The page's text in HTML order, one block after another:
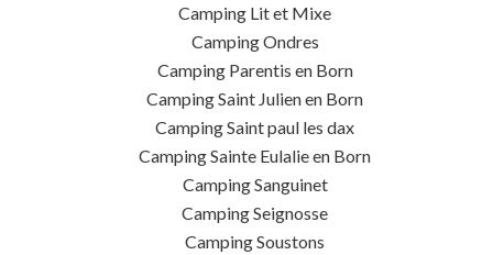
Camping Lit et Mixe
Camping Ondres
Camping Parentis en Born
Camping Saint Julien en Born
Camping Saint paul les dax
Camping Sainte Eulalie en Born
Camping Sanguinet
Camping Seignosse
Camping Soustons